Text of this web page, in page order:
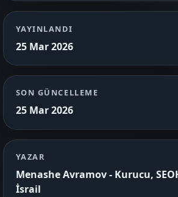
YAYINLANDI
25 Mar 2026
SON GÜNCELLEME
25 Mar 2026
YAZAR
Menashe Avramov - Kurucu,
İsrail